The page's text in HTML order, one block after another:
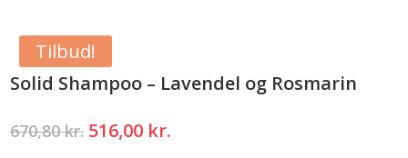
Tilbud!
Solid Shampoo – Lavendel og Rosmarin
670,80kr. Den
516,00 kr.